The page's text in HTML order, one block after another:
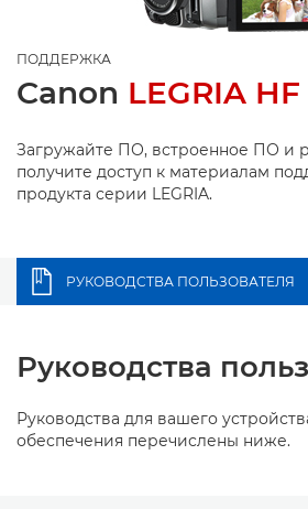
ПОДДЕРЖКА
Canon LEGRIA
Загружайте ПО, встроенное ПО и
получите доступ к материалам
продукта серии LEGRIA.
РУКОВОДСТВА ПОЛЬЗОВАТЕЛЯ
Руководства
Руководства для вашего
обеспечения перечислены ниже.